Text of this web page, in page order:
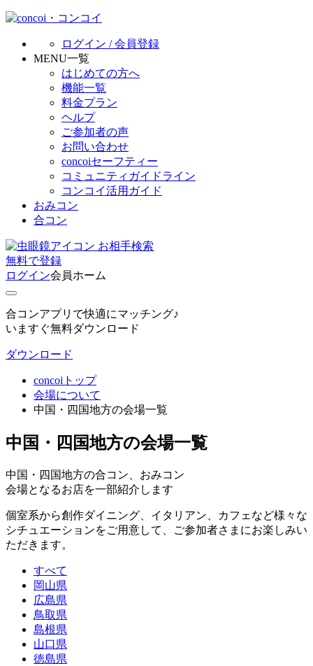
ログイン / 会員登録
MENU一覧
はじめての方へ
機能一覧
料金プラン
ヘルプ
ご参加者の声
お問い合わせ
concoiセーフティー
コミュニティガイドライン
コンコイ活用ガイド
おみコン
合コン
お相手検索
無料で登録
ログイン会員ホーム
合コンアプリで快適にマッチング♪
いますぐ無料ダウンロード
ダウンロード
concoiトップ
会場について
中国・四国地方の会場一覧
中国・四国地方の会場一覧
中国・四国地方の合コン、おみコン
会場となるお店を一部紹介します
個室系から創作ダイニング、イタリアン、カフェなど様々な
シチュエーションをご用意して、ご参加者さまにお楽しみい
ただきます。
すべて
岡山県
広島県
鳥取県
島根県
山口県
徳島県